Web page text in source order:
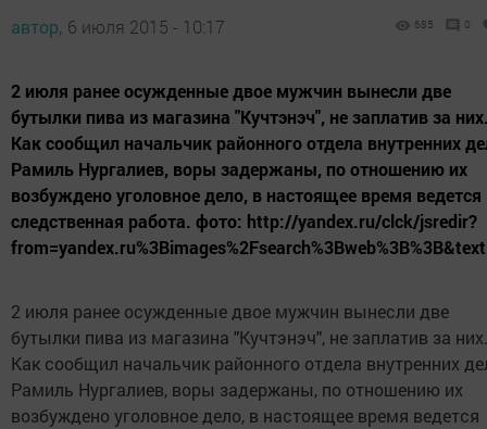
автор, 6 июля 2015 - 10:17 685 0
2 июля ранее осужденные двое мужчин вынесли две
бутылки пива из магазина "Кучтэнэч", не заплатив за
Как сообщил начальчик районного отдела внутренних
Рамиль Нургалиев, воры задержаны, по отношению их
возбуждено уголовное дело, в настоящее время ведется
следственная работа. фото: http://yandex.ru/clck/jsredir?
2 июля ранее осужденные двое мужчин вынесли две
бутылки пива из магазина "Кучтэнэч", не заплатив за них.
Как сообщил начальчик районного отдела внутренних
Рамиль Нургалиев, воры задержаны, по отношению их
возбуждено уголовное дело, в настоящее время ведется